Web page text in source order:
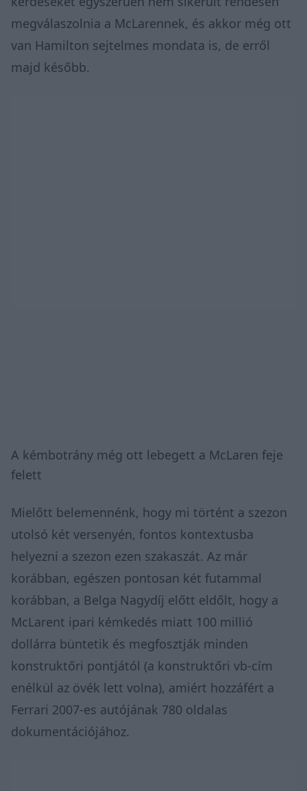
megválaszolnia a McLarennek, és akkor még ott
van Hamilton sejtelmes mondata is, de erről
majd később.
A kémbotrány még ott lebegett a McLaren feje
felett
Mielőtt belemennénk, hogy mi történt a szezon
utolsó két versenyén, fontos kontextusba
helyezni a szezon ezen szakaszát. Az már
korábban, egészen pontosan két futammal
korábban, a Belga Nagydíj előtt eldőlt, hogy a
McLarent ipari kémkedés miatt 100 millió
dollárra büntetik és megfosztják minden
konstruktőri pontjától (a konstruktőri vb-cím
enélkül az övék lett volna), amiért hozzáfért a
Ferrari 2007-es autójának 780 oldalas
dokumentációjához.